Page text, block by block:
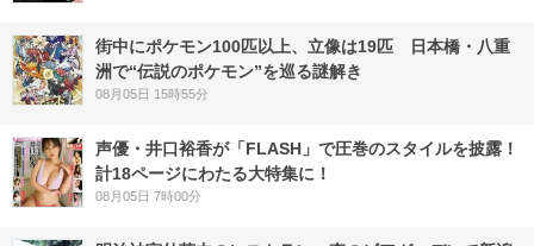
街中にポケモン100匹以上、立像は19匹 日本橋・八重
洲で“伝説のポケモン”を巡る謎解き
08月05日 15時55分
声優・井口裕香が「FLASH」で圧巻のスタイルを披露！
計18ページにわたる大特集に！
08月05日 7時00分